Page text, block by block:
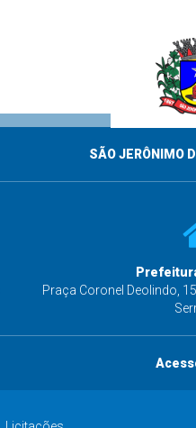
SÃO JERÔNIMO
Praça Coronel Deolindo,